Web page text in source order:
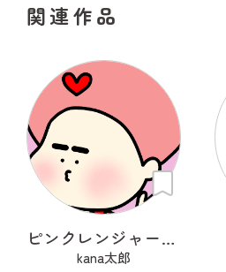
関連作品
ピンクレンジャーアフロ🩷
kana太郎